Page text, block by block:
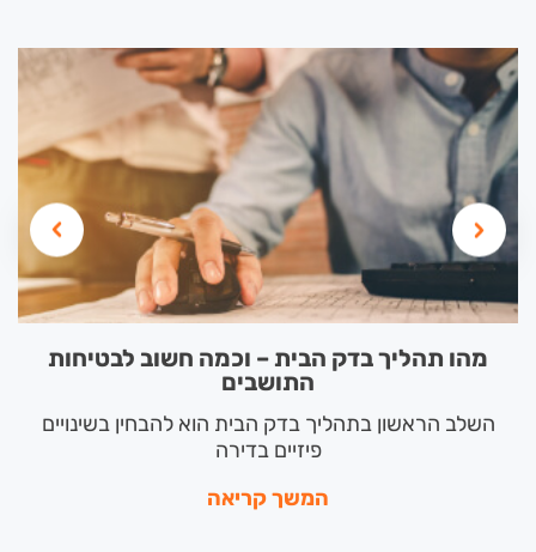
מהו תהליך בדק הבית – וכמה חשוב לבטיחות
התושבים
השלב הראשון בתהליך בדק הבית הוא להבחין בשינויים
פיזיים בדירה
המשך קריאה